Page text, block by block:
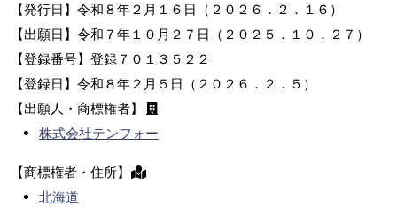
【発行日】令和８年２月１６日（２０２６．２．１６）
【出願日】令和７年１０月２７日（２０２５．１０．２７）
【登録番号】登録７０１３５２２
【登録日】令和８年２月５日（２０２６．２．５）
【出願人・商標権者】
株式会社テンフォー
【商標権者・住所】
北海道